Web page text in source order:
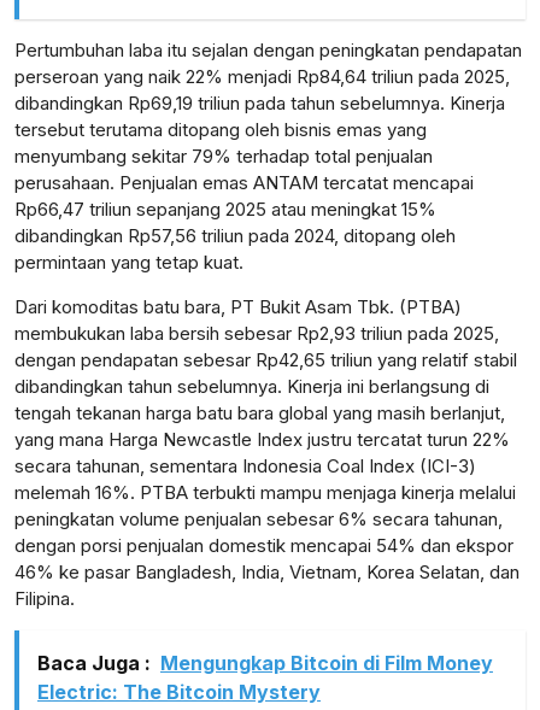
lensabidik.com
Pertumbuhan laba itu sejalan dengan peningkatan pendapatan
perseroan yang naik 22% menjadi Rp84,64 triliun pada 2025,
dibandingkan Rp69,19 triliun pada tahun sebelumnya. Kinerja
tersebut terutama ditopang oleh bisnis emas yang
menyumbang sekitar 79% terhadap total penjualan
perusahaan. Penjualan emas ANTAM tercatat mencapai
Rp66,47 triliun sepanjang 2025 atau meningkat 15%
dibandingkan Rp57,56 triliun pada 2024, ditopang oleh
permintaan yang tetap kuat.
Dari komoditas batu bara, PT Bukit Asam Tbk. (PTBA)
membukukan laba bersih sebesar Rp2,93 triliun pada 2025,
dengan pendapatan sebesar Rp42,65 triliun yang relatif stabil
dibandingkan tahun sebelumnya. Kinerja ini berlangsung di
tengah tekanan harga batu bara global yang masih berlanjut,
yang mana Harga Newcastle Index justru tercatat turun 22%
secara tahunan, sementara Indonesia Coal Index (ICI-3)
melemah 16%. PTBA terbukti mampu menjaga kinerja melalui
peningkatan volume penjualan sebesar 6% secara tahunan,
dengan porsi penjualan domestik mencapai 54% dan ekspor
46% ke pasar Bangladesh, India, Vietnam, Korea Selatan, dan
Filipina.
Baca Juga : Mengungkap Bitcoin di Film Money
Electric: The Bitcoin Mystery